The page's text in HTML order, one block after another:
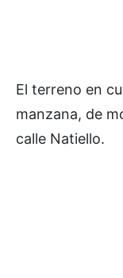
El terreno en
manzana, de
calle Natiello.